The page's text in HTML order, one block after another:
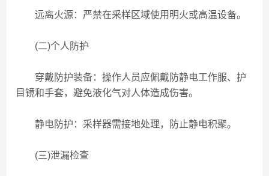
远离火源：严禁在采样区域使用明火或高温设备。
(二)个人防护
穿戴防护装备：操作人员应佩戴防静电工作服、护
目镜和手套，避免液化气对人体造成伤害。
静电防护：采样器需接地处理，防止静电积聚。
(三)泄漏检查